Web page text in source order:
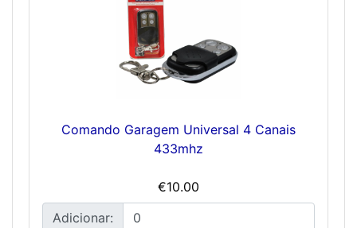
Comando Garagem Universal 4 Canais
433mhz
€10.00
Adicionar: